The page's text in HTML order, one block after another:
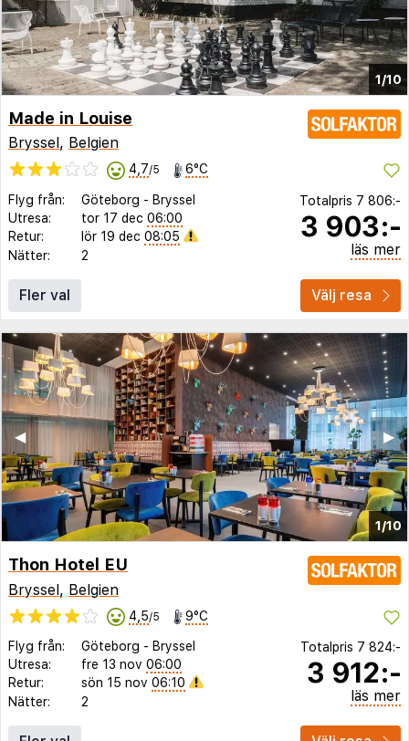
1/10
Made in Louise
Bryssel , Belgien
4,7/5 6°C
Flyg från: Göteborg - Bryssel
Utresa:
tor 17 dec 06:00
Retur:
lör 19 dec 08:05
Nätter:
2
Totalpris 7 806:-
3 903:-
läs mer
Fler val Välj resa
1/10
▶︎
◀︎
Thon Hotel EU
Bryssel, Belgien
4,5/5 9°C
Flyg från: Göteborg - Bryssel
Utresa:
fre 13 nov 06:00
Retur:
sön 15 nov 06:10
Nätter:
2
Totalpris 7 824:-
3 912:-
läs mer